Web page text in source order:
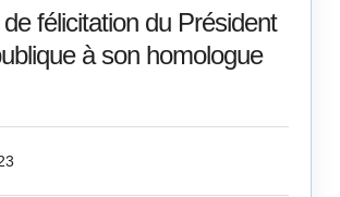
félicitation du Président
à son homologue